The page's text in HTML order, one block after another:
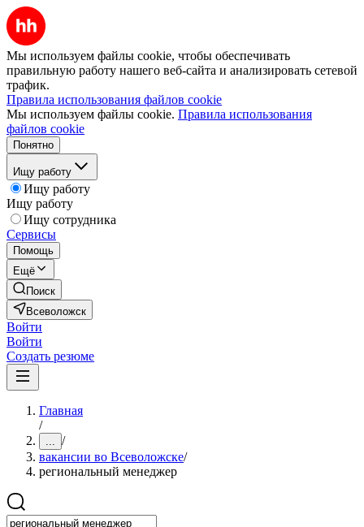
Мы используем файлы cookie, чтобы обеспечивать
правильную работу нашего веб-сайта и анализировать сетевой
трафик.
Правила использования файлов cookie
Мы используем файлы cookie. Правила использования
файлов cookie
Понятно
Ищу работу
Ищу работу
Ищу работу
Ищу сотрудника
Сервисы
Помощь
Ещё
Поиск
Всеволожск
Войти
Войти
Создать резюме
Главная
/
... /
вакансии во Всеволожске/
региональный менеджер